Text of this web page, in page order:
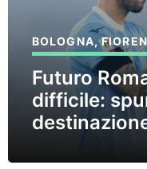
BOLOGNA,
Futuro
difficile: